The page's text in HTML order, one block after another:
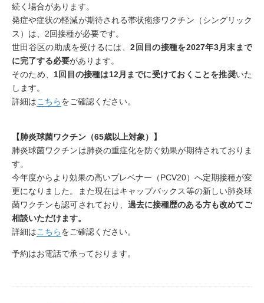
続く場合があります。
発症や症状の軽減が期待される帯状疱疹ワクチン（シングリック
ス）は、2回接種が必要です。
世田谷区の助成を受けるには、2回目の接種を2027年3月末まで
に完了する必要があります。
そのため、 1回目の接種は12月までに受けておくことを推奨いた
します。
詳細はこちらをご確認ください。
【肺炎球菌ワクチン（65歳以上対象）】
肺炎球菌ワクチンは肺炎の重症化を防ぐ効果が期待されておりま
す。
今年度からより効果の高いプレベナー（PCV20）へ定期接種が変
更になりました。また現在はキャップバックス等の新しい肺炎球
菌ワクチンも認可されており、 過去に接種歴のある方も改めてご
相談いただけます。
詳細はこちらをご確認ください。
予約はお電話で承っております。